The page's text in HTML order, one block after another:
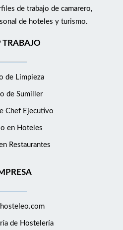
de trabajo de camarero,
de hoteles y turismo.
TRABAJO
de Limpieza
de Sumiller
Chef Ejecutivo
en Hoteles
Restaurantes
de Hostelería